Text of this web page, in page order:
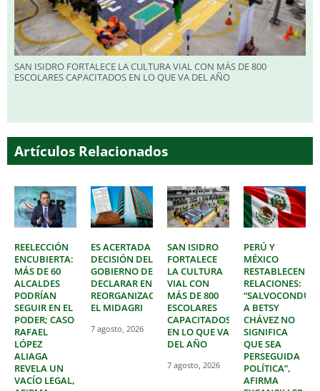
SAN ISIDRO FORTALECE LA CULTURA VIAL CON MÁS DE 800
ESCOLARES CAPACITADOS EN LO QUE VA DEL AÑO
Artículos Relacionados
REELECCIÓN
ENCUBIERTA:
MÁS DE 60
ALCALDES
PODRÍAN
SEGUIR EN EL
PODER; CASO
RAFAEL
LÓPEZ
ALIAGA
REVELA UN
VACÍO LEGAL,
ES ACERTADA
DECISIÓN DEL
GOBIERNO DE
DECLARAR EN
REORGANIZACIÓN
EL MIDAGRI
7 agosto, 2026
SAN ISIDRO
FORTALECE
LA CULTURA
VIAL CON
MÁS DE 800
ESCOLARES
CAPACITADOS
EN LO QUE VA
DEL AÑO
7 agosto, 2026
PERÚ Y
MÉXICO
RESTABLECEN
RELACIONES:
A BETSY
CHÁVEZ NO
SIGNIFICA
QUE SEA
PERSEGUIDA
POLÍTICA”,
AFIRMA